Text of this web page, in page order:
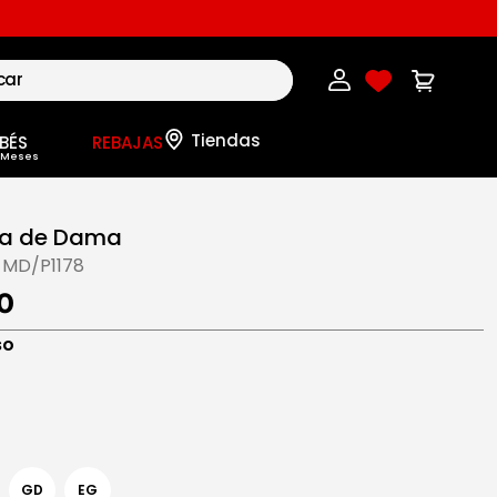
REBAJAS
de Dama
P1178
GD EG